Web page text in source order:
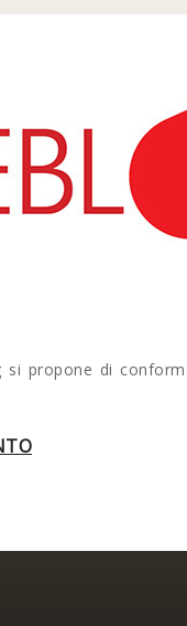
propone di